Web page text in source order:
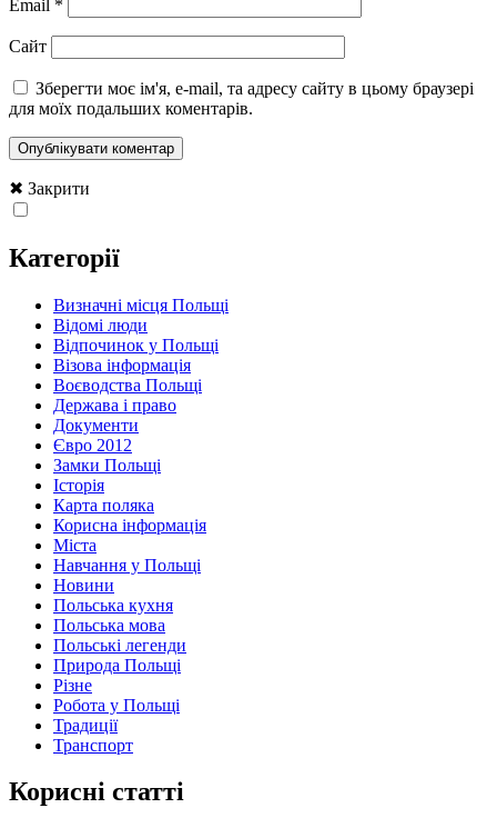
Email *
Сайт
Зберегти моє ім'я, e-mail, та адресу сайту в цьому браузері
для моїх подальших коментарів.
✖ Закрити
Категорії
Визначні місця Польщі
Відомі люди
Відпочинок у Польщі
Візова інформація
Воєводства Польщі
Держава і право
Документи
Євро 2012
Замки Польщі
Історія
Карта поляка
Корисна інформація
Міста
Навчання у Польщі
Новини
Польська кухня
Польська мова
Польські легенди
Природа Польщі
Різне
Робота у Польщі
Традиції
Транспорт
Корисні статті